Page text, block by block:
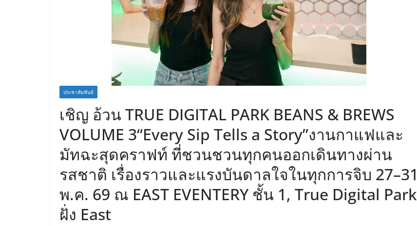
ประชาสัมพันธ์
เชิญ อ้วน TRUE DIGITAL PARK BEANS & BREWS
VOLUME 3“Every Sip Tells a Story”งานกาแฟและ
มัทฉะสุดคราฟท์ ที่ชวนชวนทุกคนออกเดินทางผ่าน
รสชาติ เรื่องราวและแรงบันดาลใจในทุกการจิบ 27–31
พ.ค. 69 ณ EAST EVENTERY ชั้น 1, True Digital Park
ฝั่ง East